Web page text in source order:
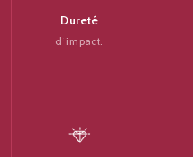
Dureté
d’impact.